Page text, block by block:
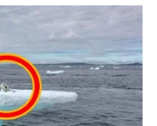
ಫ್ರೇಮ್ ಮೆಟಲ್